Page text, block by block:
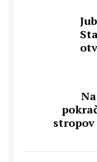
stropov